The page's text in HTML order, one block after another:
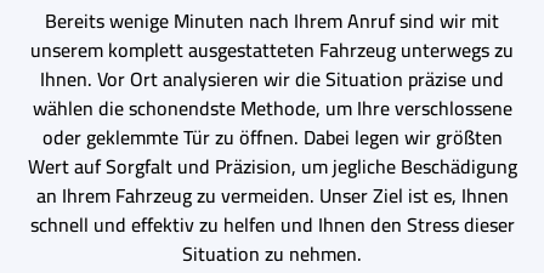
Bereits wenige Minuten nach Ihrem Anruf sind wir mit
unserem komplett ausgestatteten Fahrzeug unterwegs zu
Ihnen. Vor Ort analysieren wir die Situation präzise und
wählen die schonendste Methode, um Ihre verschlossene
oder geklemmte Tür zu öffnen. Dabei legen wir größten
Wert auf Sorgfalt und Präzision, um jegliche Beschädigung
an Ihrem Fahrzeug zu vermeiden. Unser Ziel ist es, Ihnen
schnell und effektiv zu helfen und Ihnen den Stress dieser
Situation zu nehmen.